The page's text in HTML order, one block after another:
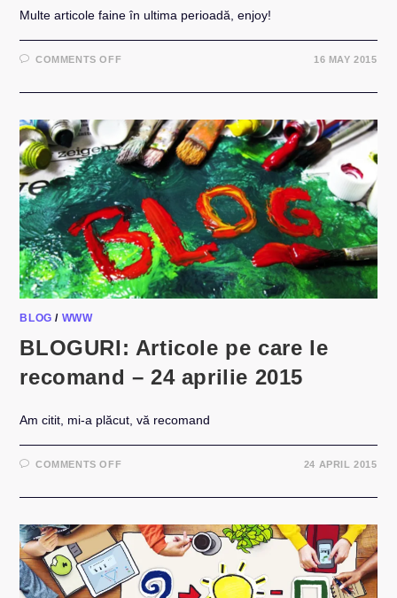
Multe articole faine în ultima perioadă, enjoy!
COMMENTS OFFON
PE
LE
RECOMAND
–
16
MAI
2015
16 MAY 2015
BLOG / WWW
BLOGURI: Articole pe care le
recomand – 24 aprilie 2015
Am citit, mi-a plăcut, vă recomand
COMMENTS OFFON
PE
RECOMAND
–
24
APRILIE
2015
24 APRIL 2015